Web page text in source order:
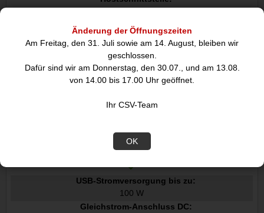
Änderung der Öffnungszeiten
Am Freitag, den 31. Juli sowie am 14. August, bleiben wir
geschlossen.
Dafür sind wir am Donnerstag, den 30.07., und am 13.08.
von 14.00 bis 17.00 Uhr geöffnet.
Ihr CSV-Team
OK
Anzahl USB 2.0 Anschlüsse:
USB 3.2 Gen 1 3.1 Gen 1 Anzahl der Anschlüsse vom Typ A:
Anzahl HDMI-Anschlüsse:
Mikrofon-Eingang:
1
USB-Stromversorgung bis zu:
100 W
Gleichstrom-Anschluss DC: